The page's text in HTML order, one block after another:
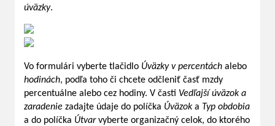
úväzky.
Vo formulári vyberte tlačidlo Úväzky v percentách alebo
hodinách, podľa toho či chcete odčleniť časť mzdy
percentuálne alebo cez hodiny. V časti Vedľajší úväzok a
zaradenie zadajte údaje do políčka Úväzoka Typ obdobia
a do políčka Útvarvyberte organizačný celok, do ktorého